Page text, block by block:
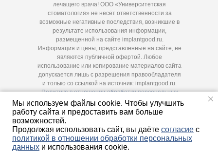
лечащего врача! ООО «Университетская
стоматология» не несёт ответственности за
возможные негативные последствия, возникшие в
результате использования информации,
размещенной на сайте implantgood.ru.
Информация и цены, представленные на сайте, не
являются публичной офертой. Любое
использование или копирование материалов сайта
допускается лишь с разрешения правообладателя
и только со ссылкой на источник: implantgood.ru.
Политика в отношении обработки персональных
данных
Согласие на обработку персональных данных
© 2016 - 2026 – Клиника имплантации зубов ООО
«Университетская стоматология»
Лицензия: ЛО-78-01-006604 от 01.03.2016
ИМЕЮТСЯ ПРОТИВОПОКАЗАНИЯ. НЕОБХОДИМО
ПРОКОНСУЛЬТИРОВАТЬСЯ СО СПЕЦИАЛИСТОМ
Мы используем файлы cookie. Чтобы улучшить
работу сайта и предоставить вам больше
возможностей.
Продолжая использовать сайт, вы даёте согласие с
политикой в отношении обработки персональных
данных и использования cookie.